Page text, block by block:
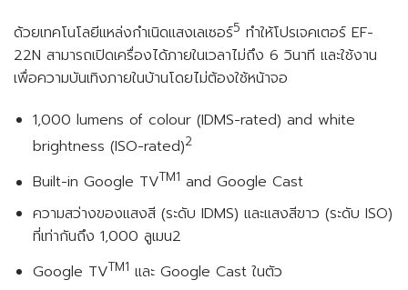
ด้วยเทคโนโลยีแหล่งกำเนิดแสงเลเซอร์5 ทำให้โปรเจคเตอร์ EF-
22N สามารถเปิดเครื่องได้ภายในเวลาไม่ถึง 6 วินาที และใช้งาน
เพื่อความบันเทิงภายในบ้านโดยไม่ต้องใช้หน้าจอ
1,000 lumens of colour (IDMS-rated) and white
brightness (ISO-rated)2
Built-in Google TVTM1 and Google Cast
ความสว่างของแสงสี (ระดับ IDMS) และแสงสีขาว (ระดับ ISO)
ที่เท่ากันถึง 1,000 ลูเมน2
Google TVTM1 และ Google Cast ในตัว